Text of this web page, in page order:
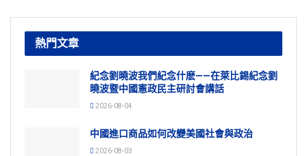
熱門文章
紀念劉曉波我們紀念什麽——在萊比錫紀念劉
曉波暨中國憲政民主研討會講話
2026-08-04
中國進口商品如何改變美國社會與政治
2026-08-03